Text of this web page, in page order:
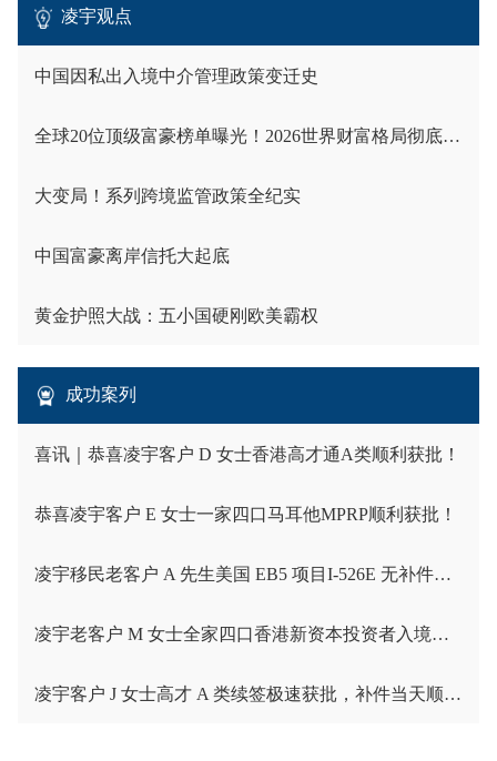
凌宇观点
中国因私出入境中介管理政策变迁史
全球20位顶级富豪榜单曝光！2026世界财富格局彻底洗牌
大变局！系列跨境监管政策全纪实
中国富豪离岸信托大起底
黄金护照大战：五小国硬刚欧美霸权
成功案列
喜讯｜恭喜凌宇客户 D 女士香港高才通A类顺利获批！
恭喜凌宇客户 E 女士一家四口马耳他MPRP顺利获批！
凌宇移民老客户 A 先生美国 EB5 项目I-526E 无补件直接获批！
凌宇老客户 M 女士全家四口香港新资本投资者入境计划成功获批！卡点保住子女受养人资格，复杂资产一次性通关
凌宇客户 J 女士高才 A 类续签极速获批，补件当天顺利拿下香港续签！